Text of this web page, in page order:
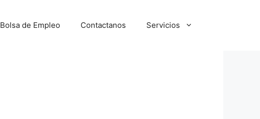
Bolsa de Empleo Contactanos Servicios